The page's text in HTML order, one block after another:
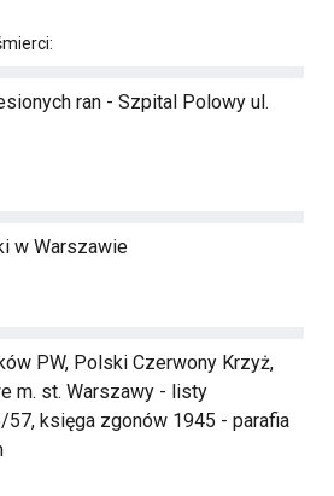
ran - Szpital Polowy ul.
w Warszawie
PW, Polski Czerwony Krzyż,
m. st. Warszawy - listy
57, księga zgonów 1945 - parafia